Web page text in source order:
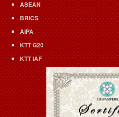
ASEAN
BRICS
AIPA
KTT G20
KTT IAF